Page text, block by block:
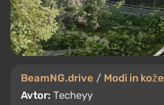
BeamNG.drive / Modi in kože
Avtor: Techeyy